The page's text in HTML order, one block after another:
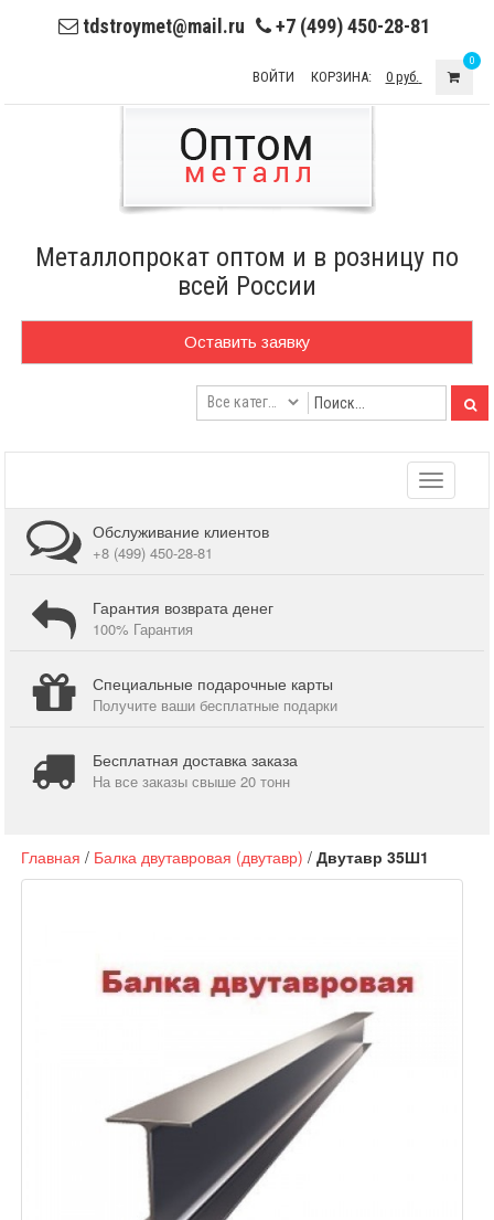
tdstroymet@mail.ru +7 (499) 450-28-81
ВОЙТИ КОРЗИНА: 0 руб.
0
Металлопрокат оптом и в розницу по
всей России
Оставить заявку
Toggle
Обслуживание клиентов
+8 (499) 450-28-81
Гарантия возврата денег
100% Гарантия
Специальные подарочные карты
Получите ваши бесплатные подарки
Бесплатная доставка заказа
На все заказы свыше 20 тонн
Главная / Балка двутавровая (двутавр) /Двутавр 35Ш1